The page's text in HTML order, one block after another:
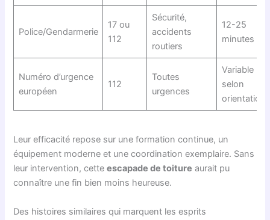
Police/Gendarmerie
17 ou
112
Sécurité,
accidents
routiers
12-25
minutes
Numéro d’urgence
européen
112
Toutes
urgences
Variable
selon
orientation
Leur efficacité repose sur une formation continue, un
équipement moderne et une coordination exemplaire. Sans
leur intervention, cetteescapade de toiture aurait pu
connaître une fin bien moins heureuse.
Des histoires similaires qui marquent les esprits